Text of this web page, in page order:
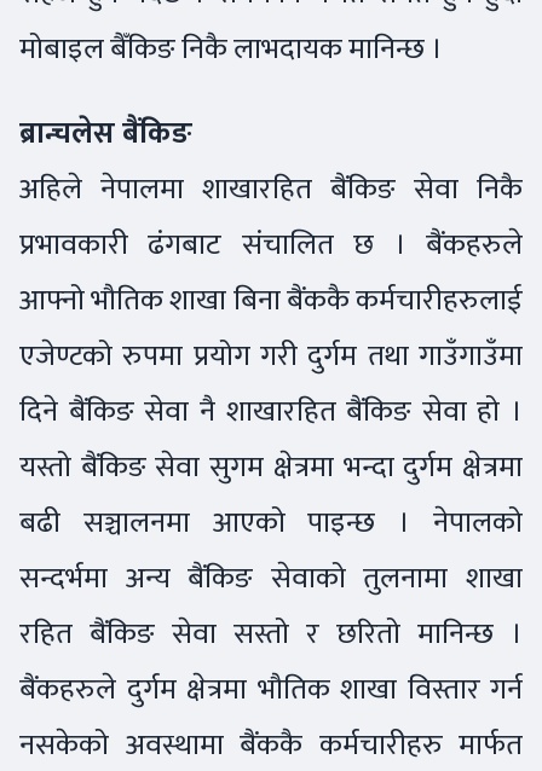
मोबाइल बैँकिङ निकै लाभदायक मानिन्छ ।
ब्रान्चलेस बैंकिङ
अहिले नेपालमा शाखारहित बैंकिङ सेवा निकै
प्रभावकारी ढंगबाट संचालित छ । बैंकहरुले
आफ्नो भौतिक शाखा बिना बैंककै कर्मचारीहरुलाई
एजेण्टको रुपमा प्रयोग गरी दुर्गम तथा गाउँगाउँमा
दिने बैंकिङ सेवा नै शाखारहित बैंकिङ सेवा हो ।
यस्तो बैंकिङ सेवा सुगम क्षेत्रमा भन्दा दुर्गम क्षेत्रमा
बढी सञ्चालनमा आएको पाइन्छ । नेपालको
सन्दर्भमा अन्य बैंकिङ सेवाको तुलनामा शाखा
रहित बैंकिङ सेवा सस्तो र छरितो मानिन्छ ।
बैंकहरुले दुर्गम क्षेत्रमा भौतिक शाखा विस्तार गर्न
नसकेको अवस्थामा बैंककै कर्मचारीहरु मार्फत